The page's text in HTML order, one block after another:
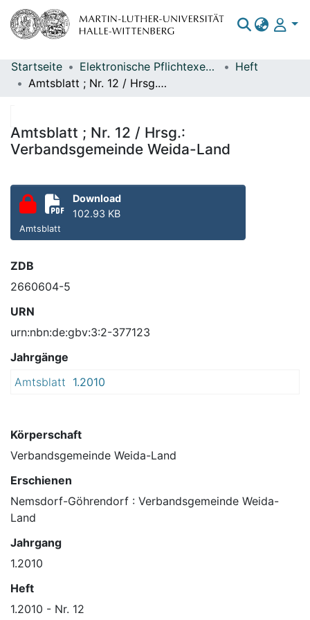
Bereiche & Sammlungen
Statistiken
Startseite Elektronische Pflichtexemplare
Heft
Amtsblatt ; Nr. 12 / Hrsg.: Verbandsgemeinde Weida-Land
Amtsblatt ; Nr. 12 / Hrsg.:
Verbandsgemeinde Weida-Land
Download
102.93 KB
Amtsblatt
ZDB
2660604-5
URN
urn:nbn:de:gbv:3:2-377123
Jahrgänge
Amtsblatt 1.2010
Körperschaft
Verbandsgemeinde Weida-Land
Erschienen
Nemsdorf-Göhrendorf : Verbandsgemeinde Weida-
Land
Jahrgang
1.2010
Heft
1.2010 - Nr. 12